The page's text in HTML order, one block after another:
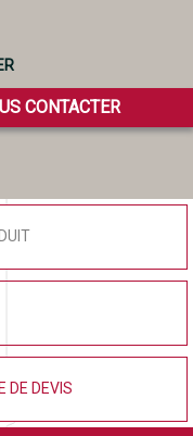
CONTACTER
DE DEVIS